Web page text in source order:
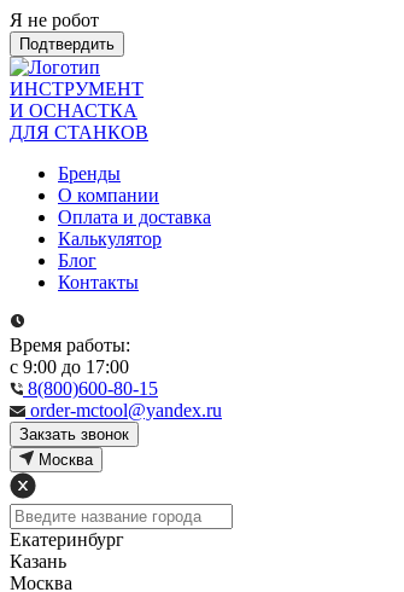
Я не робот
Подтвердить
ИНСТРУМЕНТ
И ОСНАСТКА
ДЛЯ СТАНКОВ
Бренды
О компании
Оплата и доставка
Калькулятор
Блог
Контакты
Время работы:
с 9:00 до 17:00
8(800)600-80-15
order-mctool@yandex.ru
Закзать звонок
Москва
Екатеринбург
Казань
Москва